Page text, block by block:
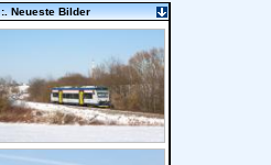
:. Neueste Bilder